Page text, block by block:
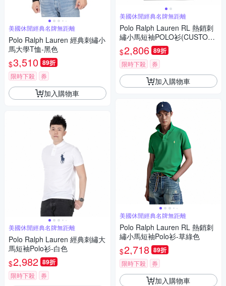
美國休閒經典名牌無距離
Polo Ralph Lauren 經典刺繡小
馬大學T恤-黑色
$3,510 89折
限時下殺 券
加入購物車
美國休閒經典名牌無距離
Polo Ralph Lauren 經典刺繡大
馬短袖Polo衫-白色
$2,982 89折
限時下殺 券
美國休閒經典名牌無距離
Polo Ralph Lauren RL 熱銷刺
繡小馬短袖POLO衫(CUSTOM
SLIM FIT)-黑色
$2,806 89折
限時下殺 券
加入購物車
美國休閒經典名牌無距離
Polo Ralph Lauren RL 熱銷刺
繡小馬短袖Polo衫-草綠色
$2,718 89折
限時下殺 券
加入購物車